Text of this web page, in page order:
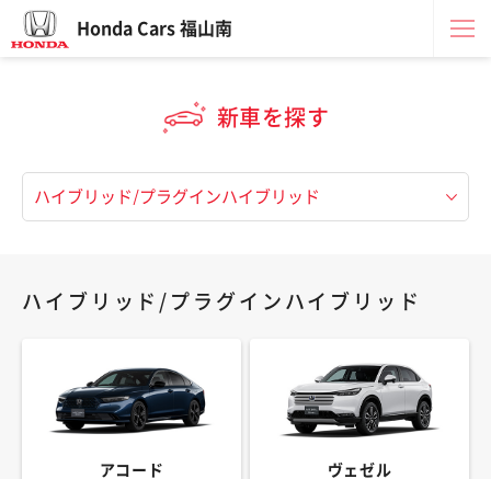
Honda Cars 福山南
新車を探す
ハイブリッド/プラグインハイブリッド
アコード ヴェゼル